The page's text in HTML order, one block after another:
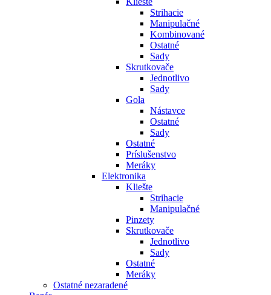
Strihacie
Manipulačné
Kombinované
Ostatné
Sady
Skrutkovače
Jednotlivo
Sady
Gola
Nástavce
Ostatné
Sady
Ostatné
Príslušenstvo
Meráky
Elektronika
Kliešte
Strihacie
Manipulačné
Pinzety
Skrutkovače
Jednotlivo
Sady
Ostatné
Meráky
Ostatné nezaradené